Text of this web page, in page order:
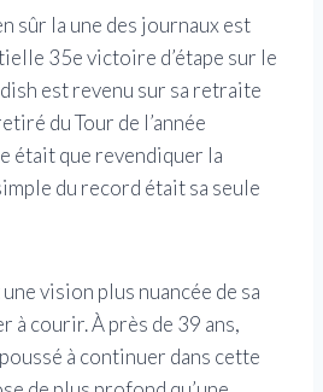
sûr la une des journaux est
35e victoire d’étape sur le
est revenu sur sa retraite
du Tour de l’année
était que revendiquer la
du record était sa seule
vision plus nuancée de sa
à courir. À près de 39 ans,
à continuer dans cette